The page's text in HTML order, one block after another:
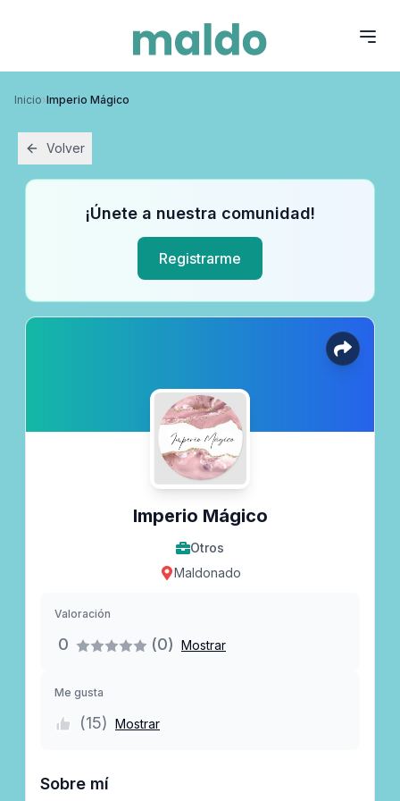
Inicio›Imperio Mágico
Volver
¡Únete a nuestra comunidad!
Registrarme
Imperio Mágico
Otros
Maldonado
Valoración
0 (0) Mostrar
Me gusta
(15) Mostrar
Sobre mí